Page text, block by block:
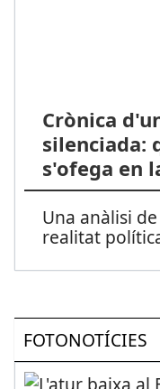
Crònica
silenciada:
s'ofega en
Una anàlisi
realitat
FOTONOTÍCIES